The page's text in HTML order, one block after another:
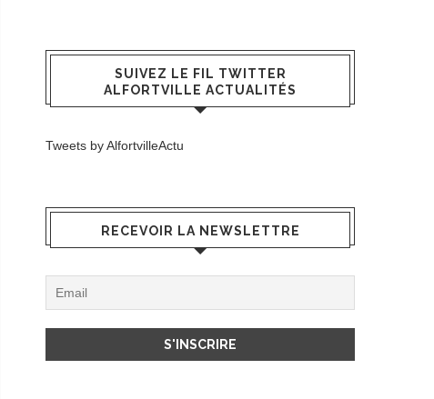
SUIVEZ LE FIL TWITTER
ALFORTVILLE ACTUALITÉS
Tweets by AlfortvilleActu
RECEVOIR LA NEWSLETTRE